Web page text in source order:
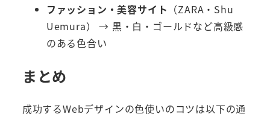
ファッション・美容サイト （ZARA・Shu
Uemura） → 黒・白・ゴールドなど高級感
のある色合い
まとめ
成功するWebデザインの色使いのコツは以下の通